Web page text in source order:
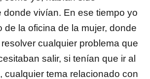
donde vivían. En ese tiempo yo
de la oficina de la mujer, donde
cualquier problema que
salir, si tenían que ir al
cualquier tema relacionado con